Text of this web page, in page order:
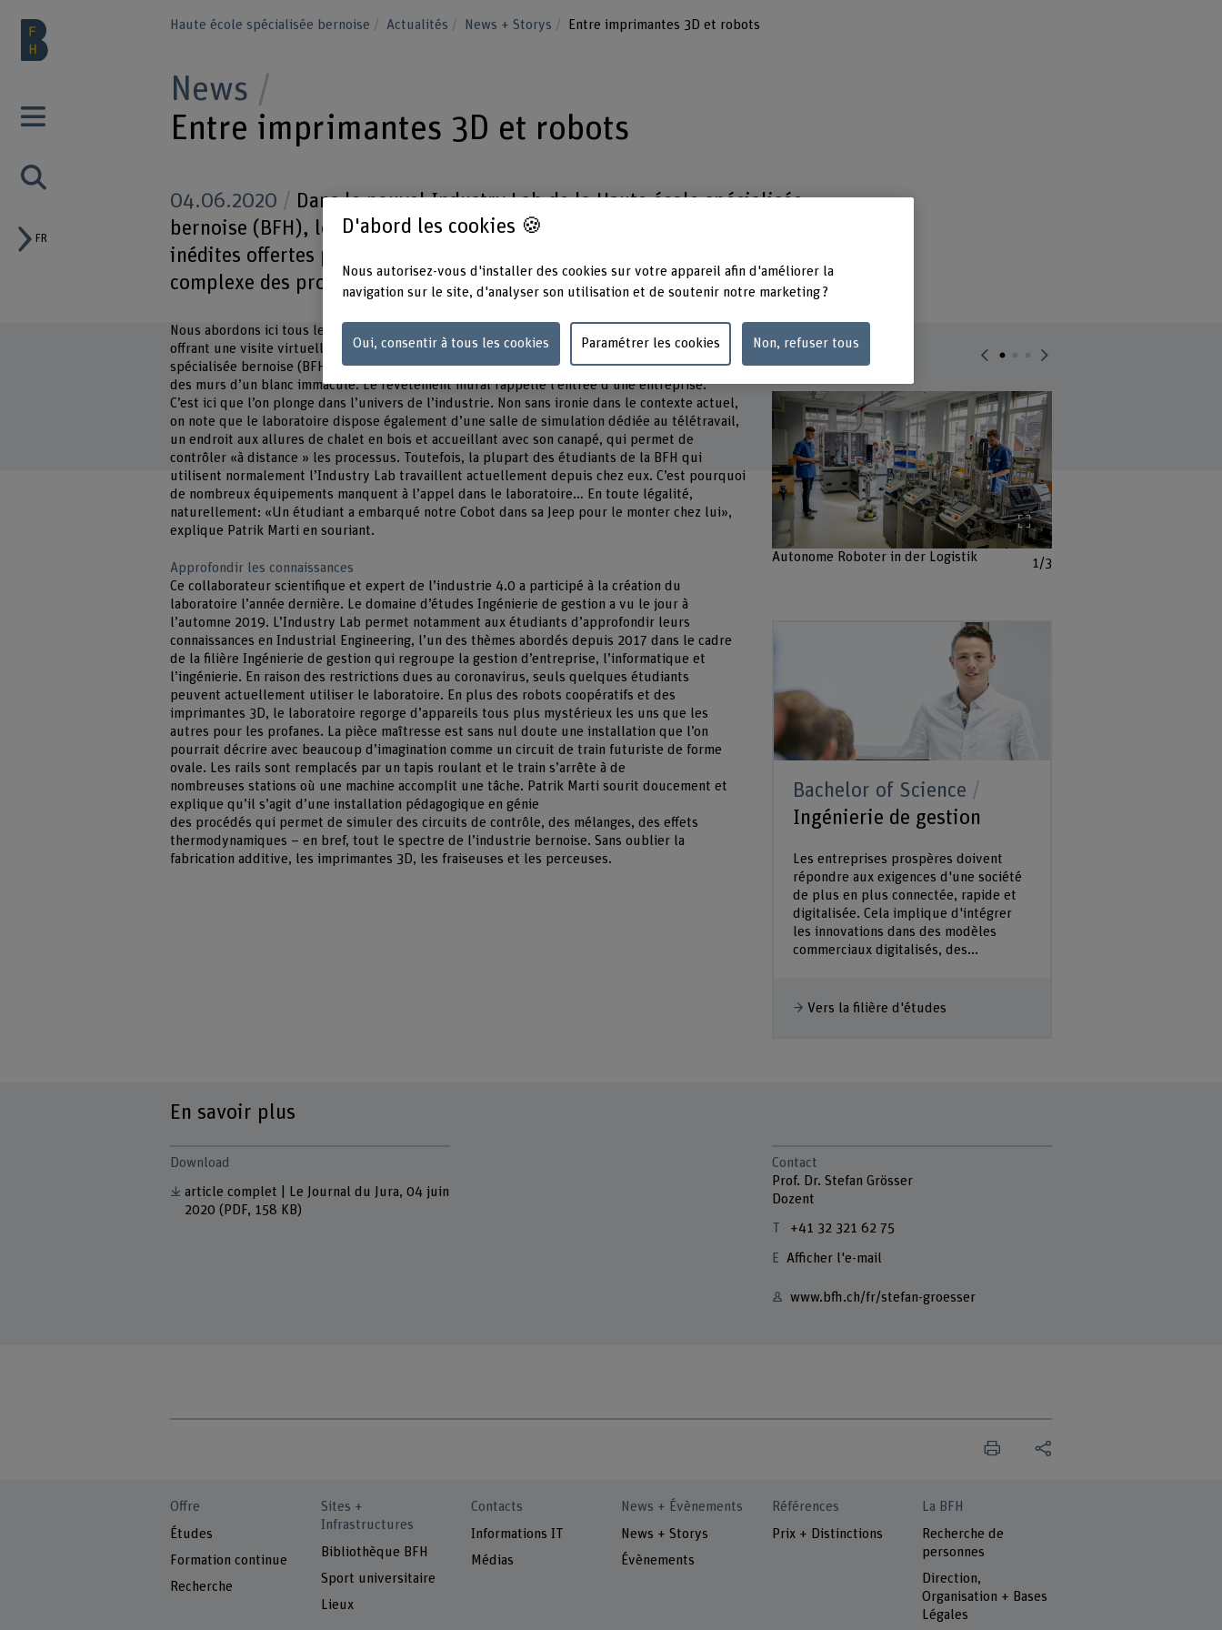
FR
Haute école spécialisée bernoise Actualités News + Storys Entre imprimantes 3D et robots
News
Entre imprimantes 3D et robots
04.06.2020
Dans le nouvel Industry Lab de la Haute école spécialisée
bernoise (BFH), les étudiants découvrent depuis six mois les opportunités
inédites offertes par l’industrie 4.0. Une visite virtuelle de l’univers
complexe des processus industriels.
Nous abordons ici tous les aspects de l’industrie bernoise.» Patrik Marti illustre son propos en
offrant une visite virtuelle – coronavirus oblige – de l’«Industry Lab» de la Haute école
spécialisée bernoise (BFH). De l’extérieur, un bâtiment historique en grès; à l’intérieur
des murs d’un blanc immaculé. Le revêtement mural rappelle l’entrée d’une entreprise.
C’est ici que l’on plonge dans l’univers de l’industrie. Non sans ironie dans le contexte actuel,
on note que le laboratoire dispose également d’une salle de simulation dédiée au télétravail,
un endroit aux allures de chalet en bois et accueillant avec son canapé, qui permet de
contrôler «à distance » les processus. Toutefois, la plupart des étudiants de la BFH qui
utilisent normalement l’Industry Lab travaillent actuellement depuis chez eux. C’est pourquoi
de nombreux équipements manquent à l’appel dans le laboratoire… En toute légalité,
naturellement: «Un étudiant a embarqué notre Cobot dans sa Jeep pour le monter chez lui»,
explique Patrik Marti en souriant.
Approfondir les connaissances
Ce collaborateur scientifique et expert de l’industrie 4.0 a participé à la création du
laboratoire l’année dernière. Le domaine d’études Ingénierie de gestion a vu le jour à
l’automne 2019. L’Industry Lab permet notamment aux étudiants d’approfondir leurs
connaissances en Industrial Engineering, l’un des thèmes abordés depuis 2017 dans le cadre
de la filière Ingénierie de gestion qui regroupe la gestion d’entreprise, l’informatique et
l’ingénierie. En raison des restrictions dues au coronavirus, seuls quelques étudiants
peuvent actuellement utiliser le laboratoire. En plus des robots coopératifs et des
imprimantes 3D, le laboratoire regorge d’appareils tous plus mystérieux les uns que les
autres pour les profanes. La pièce maîtresse est sans nul doute une installation que l’on
pourrait décrire avec beaucoup d’imagination comme un circuit de train futuriste de forme
ovale. Les rails sont remplacés par un tapis roulant et le train s’arrête à de
nombreuses stations où une machine accomplit une tâche. Patrik Marti sourit doucement et
explique qu’il s’agit d’une installation pédagogique en génie
des procédés qui permet de simuler des circuits de contrôle, des mélanges, des effets
thermodynamiques – en bref, tout le spectre de l’industrie bernoise. Sans oublier la
fabrication additive, les imprimantes 3D, les fraiseuses et les perceuses.
Agrandir l'image Agrandir l'image
Autonome Roboter in der Logistik 1/3
Bachelor of Science
Ingénierie de gestion
Les entreprises prospères doivent
répondre aux exigences d'une société
de plus en plus connectée, rapide et
digitalisée. Cela implique d'intégrer
les innovations dans des modèles
commerciaux digitalisés, des...
Vers la filière d'études
En savoir plus
Download
article complet | Le Journal du Jura, 04 juin
2020 (PDF, 158 KB)
Contact
Prof. Dr. Stefan Grösser
Dozent
+41 32 321 62 75
Afficher l'e-mail
www.bfh.ch/fr/stefan-groesser
Offre
Études
Formation continue
Recherche
Sites +
Infrastructures
Bibliothèque BFH
Sport universitaire
Lieux
Contacts
Informations IT
Médias
News + Évènements
News + Storys
Évènements
Références
Prix + Distinctions
La BFH
Recherche de
personnes
Direction,
Organisation + Bases
Légales
D'abord les cookies 🍪
Nous autorisez-vous d'installer des cookies sur votre appareil afin d'améliorer la
navigation sur le site, d'analyser son utilisation et de soutenir notre marketing ?
Oui, consentir à tous les cookies Paramétrer les cookies Non, refuser tous